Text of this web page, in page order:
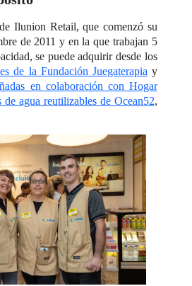
Ilunion Retail, que comenzó su
de 2011 y en la que trabajan 5
se puede adquirir desde los
de la Fundación Juegaterapia y
en colaboración con Hogar
de agua reutilizables de Ocean52,